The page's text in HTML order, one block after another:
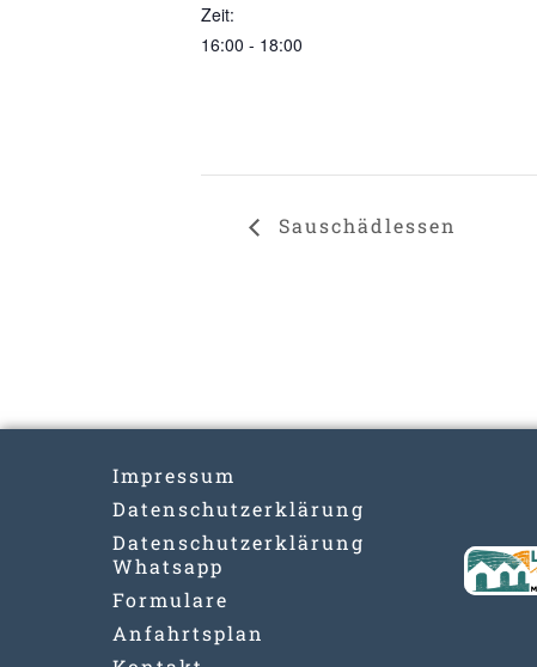
Zeit:
16:00 - 18:00
Sauschädlessen
Impressum
Datenschutzerklärung
Datenschutzerklärung
Whatsapp
Formulare
Anfahrtsplan